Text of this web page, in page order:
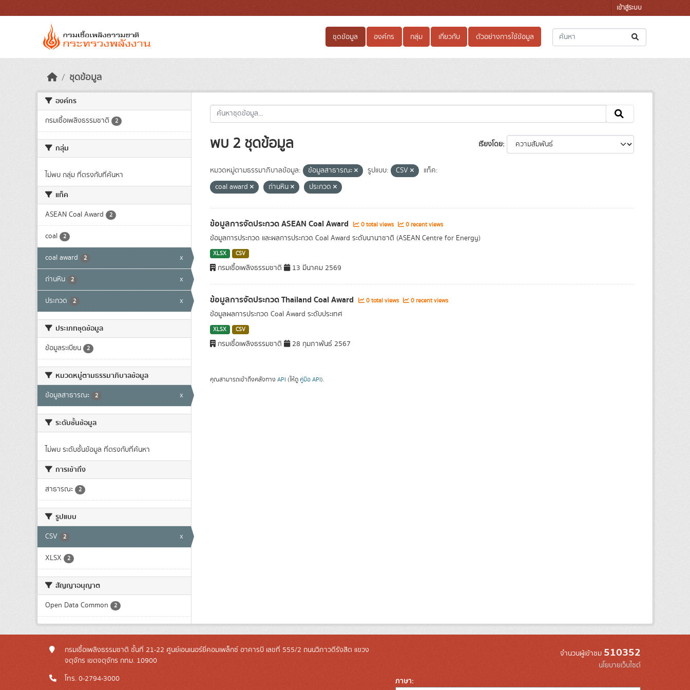
เข้าสู่ระบบ
ชุดข้อมูล องค์กร กลุ่ม เกี่ยวกับ ตัวอย่างการใช้ข้อมูล
ชุดข้อมูล
องค์กร
กรมเชื้อเพลิงธรรมชาติ 2
กลุ่ม
ไม่พบ กลุ่ม ที่ตรงกับที่ค้นหา
แท็ค
ASEAN Coal Award 2
coal 2
coal award 2 x
ถ่านหิน 2 x
ประกวด 2 x
ประเภทชุดข้อมูล
ข้อมูลระเบียน 2
หมวดหมู่ตามธรรมาภิบาลข้อมูล
ข้อมูลสาธารณะ 2 x
ระดับชั้นข้อมูล
ไม่พบ ระดับชั้นข้อมูล ที่ตรงกับที่ค้นหา
การเข้าถึง
สาธารณะ 2
รูปแบบ
CSV 2 x
XLSX 2
สัญญาอนุญาต
Open Data Common 2
เรียงโดย
พบ 2 ชุดข้อมูล
หมวดหมู่ตามธรรมาภิบาลข้อมูล: ข้อมูลสาธารณะ รูปแบบ: CSV
แท็ค:
coal award
ถ่านหิน ประกวด
ข้อมูลการจัดประกวด ASEAN Coal Award 0 total views 0 recent views
ข้อมูลการประกวด และผลการประกวด Coal Award ระดับนานาชาติ (ASEAN Centre for Energy)
XLSX CSV
กรมเชื้อเพลิงธรรมชาติ 13 มีนาคม 2569
ข้อมูลการจัดประกวด Thailand Coal Award 0 total views 0 recent views
ข้อมูลผลการประกวด Coal Award ระดับประเทศ
XLSX CSV
กรมเชื้อเพลิงธรรมชาติ 28 กุมภาพันธ์ 2567
คุณสามารถเข้าถึงคลังทาง API (ให้ดู คู่มือ API).
กรมเชื้อเพลิงธรรมชาติ ชั้นที่ 21-22 ศูนย์เอนเนอร์ยี่คอมเพล็กซ์ อาคารบี เลขที่ 555/2 ถนนวิภาวดีรังสิต แขวง
จตุจักร เขตจตุจักร กทม. 10900
โทร. 0-2794-3000
จำนวนผู้เข้าชม 510352
นโยบายเว็บไซต์
ภาษา